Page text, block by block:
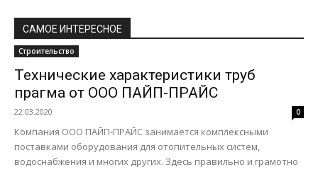
САМОЕ ИНТЕРЕСНОЕ
Строительство
Технические характеристики труб
прагма от ООО ПАЙП-ПРАЙС
22.03.2020 0
Компания ООО ПАЙП-ПРАЙС занимается комплексными
поставками оборудования для отопительных систем,
водоснабжения и многих других. Здесь правильно и грамотно